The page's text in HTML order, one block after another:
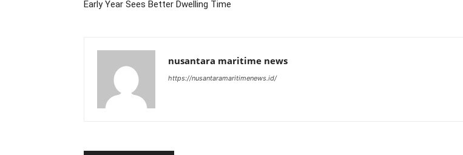
Early Year Sees Better Dwelling Time
nusantara maritime news
https://nusantaramaritimenews.id/